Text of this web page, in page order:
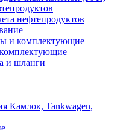
нефтепродуктов
и комплектующие
и шланги
Камлок, Tankwagen,